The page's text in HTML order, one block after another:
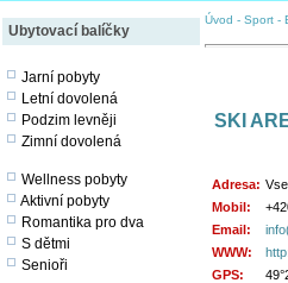
Ubytovací balíčky
Jarní pobyty
Letní dovolená
Podzim levněji
Zimní dovolená
Wellness pobyty
Aktivní pobyty
Romantika pro dva
S dětmi
Senioři
Úvod - Sport -
SKI
Adresa:
Mobil:
Email:
WWW:
GPS: